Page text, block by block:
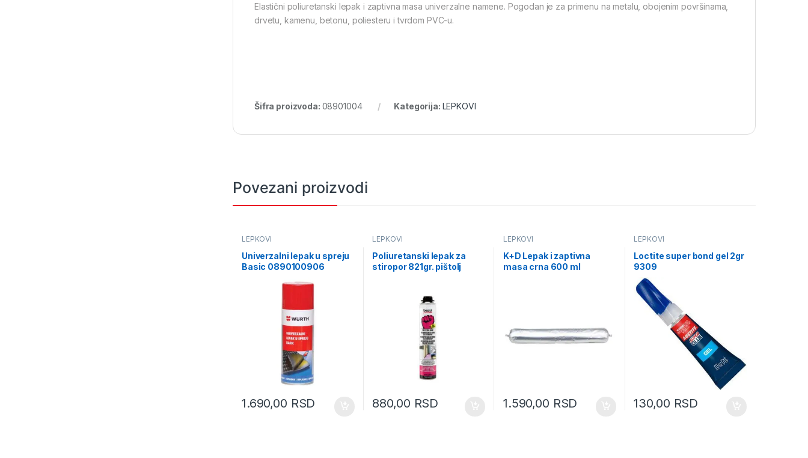
Elastični poliuretanski lepak i zaptivna masa univerzalne namene. Pogodan je za primenu na metalu, obojenim površinama,
drvetu, kamenu, betonu, poliesteru i tvrdom PVC-u.
Šifra proizvoda: 08901004 Kategorija: LEPKOVI
Povezani proizvodi
LEPKOVI
Univerzalni lepak u spreju
Basic 0890100906
1.690,00 RSD
LEPKOVI
Poliuretanski lepak za
stiropor 821gr. pištolj
880,00 RSD
LEPKOVI
K+D Lepak i zaptivna
masa crna 600 ml
1.590,00 RSD
LEPKOVI
Loctite super bond gel 2gr
9309
130,00 RSD